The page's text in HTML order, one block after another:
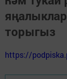
торыгыз
https://